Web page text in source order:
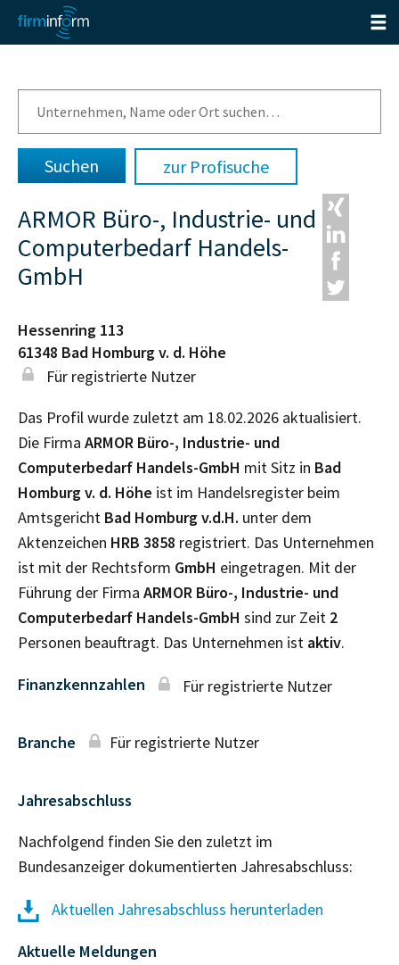
zur Profisuche
ARMOR Büro-, Industrie- und
Computerbedarf Handels-
GmbH
Hessenring 113
61348 Bad Homburg v. d. Höhe
Für registrierte Nutzer
Das Profil wurde zuletzt am 18.02.2026 aktualisiert.
Die Firma ARMOR Büro-, Industrie- und
Computerbedarf Handels-GmbH mit Sitz in Bad
Homburg v. d. Höhe ist im Handelsregister beim
Amtsgericht Bad Homburg v.d.H. unter dem
Aktenzeichen HRB 3858 registriert. Das Unternehmen
ist mit der Rechtsform GmbH eingetragen. Mit der
Führung der Firma ARMOR Büro-, Industrie- und
Computerbedarf Handels-GmbH sind zur Zeit 2
Personen beauftragt. Das Unternehmen ist aktiv.
Finanzkennzahlen Für registrierte Nutzer
Branche Für registrierte Nutzer
Jahresabschluss
Nachfolgend finden Sie den zuletzt im
Bundesanzeiger dokumentierten Jahresabschluss:
Aktuellen Jahresabschluss herunterladen
Aktuelle Meldungen